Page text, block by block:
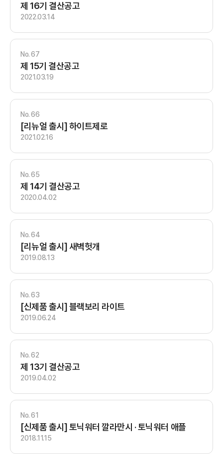
제 16기 결산공고
2022.03.14
67
제 15기 결산공고
2021.03.19
66
[리뉴얼 출시] 하이트제로
2021.02.16
65
제 14기 결산공고
2020.04.02
64
[리뉴얼 출시] 새벽헛개
2019.08.13
63
[신제품 출시] 블랙보리 라이트
2019.06.24
62
제 13기 결산공고
2019.04.02
61
[신제품 출시] 토닉워터 깔라만시 · 토닉워터 애플
2018.11.15